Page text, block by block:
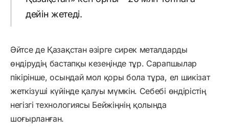
дейін жетеді.
Әйтсе де Қазақстан әзірге сирек металдарды
өндірудің бастапқы кезеңінде тұр. Сарапшылар
пікірінше, осындай мол қоры бола тұра, ел шикізат
жеткізуші күйінде қалуы мүмкін. Себебі өндірістің
негізгі технологиясы Бейжіңнің қолында
шоғырланған.